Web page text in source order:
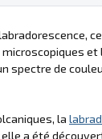
spectre de
la
a été